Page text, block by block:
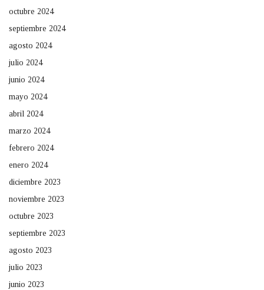
octubre 2024
septiembre 2024
agosto 2024
julio 2024
junio 2024
mayo 2024
abril 2024
marzo 2024
febrero 2024
enero 2024
diciembre 2023
noviembre 2023
octubre 2023
septiembre 2023
agosto 2023
julio 2023
junio 2023